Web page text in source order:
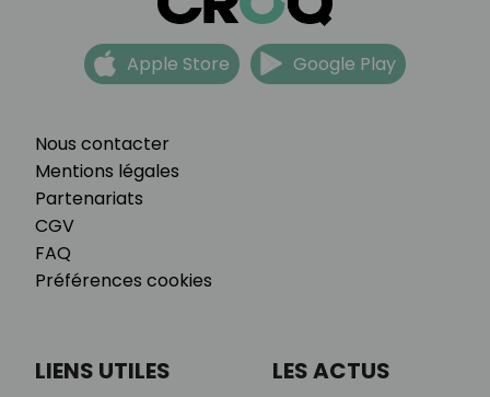
Nous contacter
Mentions légales
Partenariats
CGV
FAQ
Préférences cookies
Apple Store Google Play
LIENS UTILES LES ACTUS